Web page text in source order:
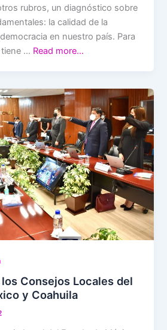
rubros, un diagnóstico sobre
la calidad de la
en nuestro país. Para
… Read more…
Consejos Locales del
y Coahuila